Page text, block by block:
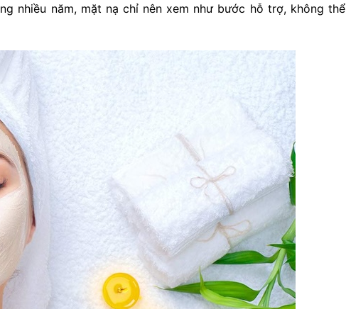
nhiều năm, mặt nạ chỉ nên xem như bước hỗ trợ, không thể